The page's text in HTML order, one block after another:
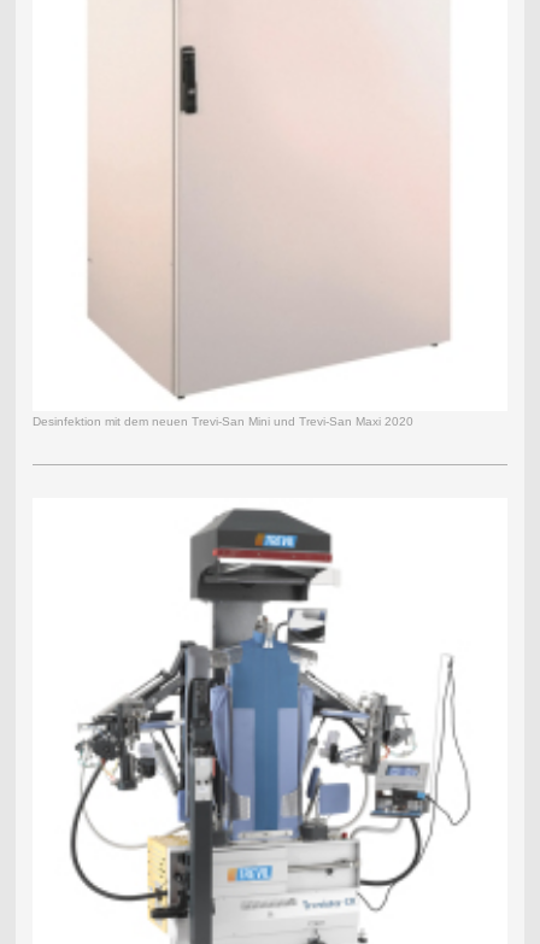
Desinfektion mit dem neuen Trevi-San Mini und Trevi-San Maxi 2020